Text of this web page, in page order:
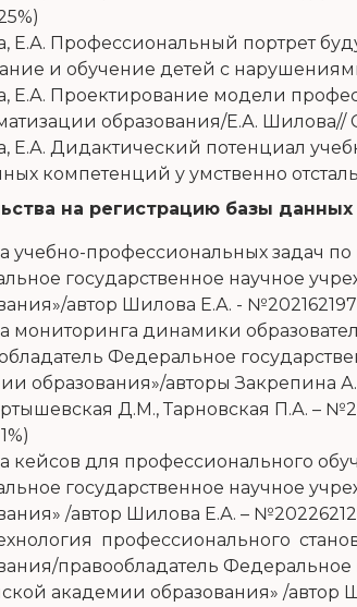
Е.А. Профессиональный портрет
и обучение детей с
Е.А. Проектирование модели
образования/Е.А. Шилова//
Е.А. Дидактический потенциал
компетенций у умственно
на регистрацию базы
учебно-профессиональных задач
государственное научное
автор Шилова Е.А. -
мониторинга динамики
Федеральное
образования»/авторы Закрепина
Д.М., Тарновская П.А. –
кейсов для профессионального
государственное научное
/автор Шилова Е.А. –
профессионального
правообладатель
академии образования» /автор